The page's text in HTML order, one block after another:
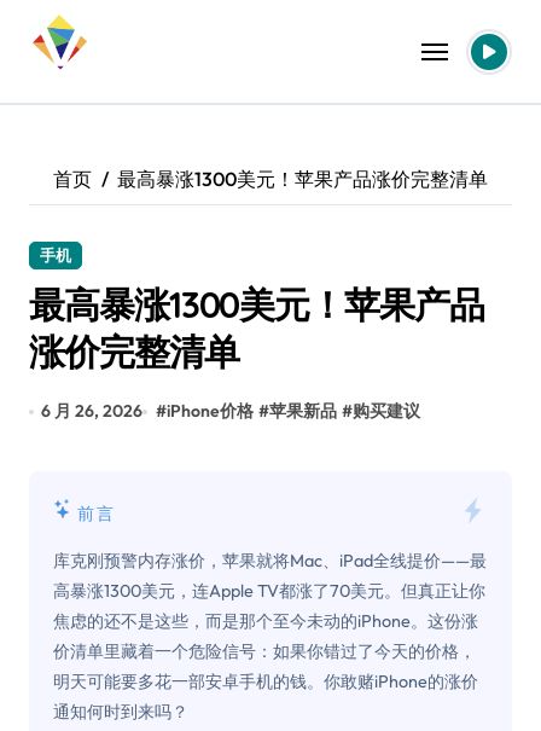
首页 最高暴涨1300美元！苹果产品涨价完整清单
手机
最高暴涨1300美元！苹果产品
涨价完整清单
6 月 26, 2026 #iPhone价格 #苹果新品 #购买建议
前言
库克刚预警内存涨价，苹果就将Mac、iPad全线提价——最
高暴涨1300美元，连Apple TV都涨了70美元。但真正让你
焦虑的还不是这些，而是那个至今未动的iPhone。这份涨
价清单里藏着一个危险信号：如果你错过了今天的价格，
明天可能要多花一部安卓手机的钱。你敢赌iPhone的涨价
通知何时到来吗？